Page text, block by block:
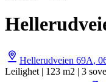
Hellerudveien 69A,
Leilighet | 123 m2 | 3